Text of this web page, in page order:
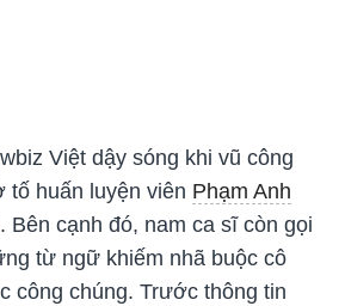
Việt dậy sóng khi vũ công
tố huấn luyện viên Phạm Anh
Bên cạnh đó, nam ca sĩ còn gọi
từ ngữ khiếm nhã buộc cô
công chúng. Trước thông tin